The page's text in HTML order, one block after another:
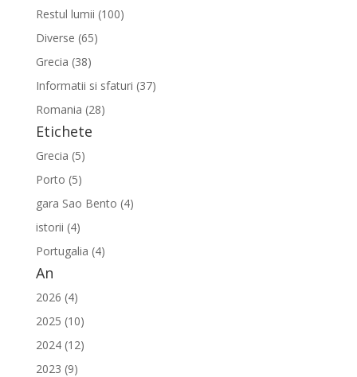
Restul lumii (100)
Diverse (65)
Grecia (38)
Informatii si sfaturi (37)
Romania (28)
Etichete
Grecia (5)
Porto (5)
gara Sao Bento (4)
istorii (4)
Portugalia (4)
An
2026 (4)
2025 (10)
2024 (12)
2023 (9)